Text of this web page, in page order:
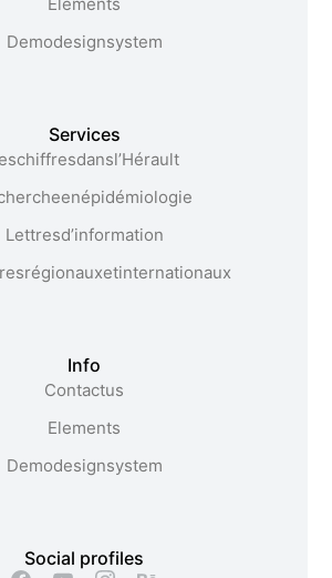
Demo design system
Services
chiffres dans l’Hérault​
en épidémiologie
Lettres d’information
régionaux et internationaux
Info
Contact us
Elements
Demo design system
Social profiles